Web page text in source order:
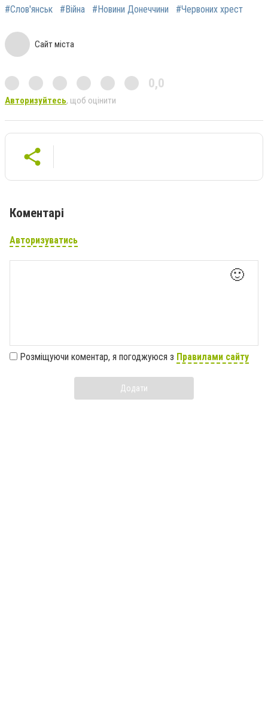
#Слов'янськ #Війна #Новини Донеччини #Червоних хрест
Сайт міста
0,0
Авторизуйтесь, щоб оцінити
Коментарі
Авторизуватись
🙂
Розміщуючи коментар, я погоджуюся з Правилами сайту
Додати